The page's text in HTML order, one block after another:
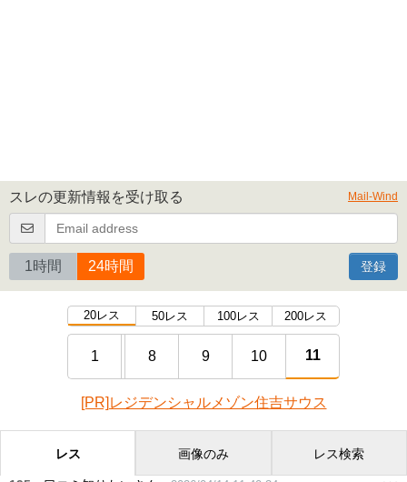
スレの更新情報を受け取る Mail-Wind
1時間 24時間 登録
20レス 50レス 100レス 200レス
1 8 9 10 11
[PR]レジデンシャルメゾン住吉サウス
レス 画像のみ レス検索